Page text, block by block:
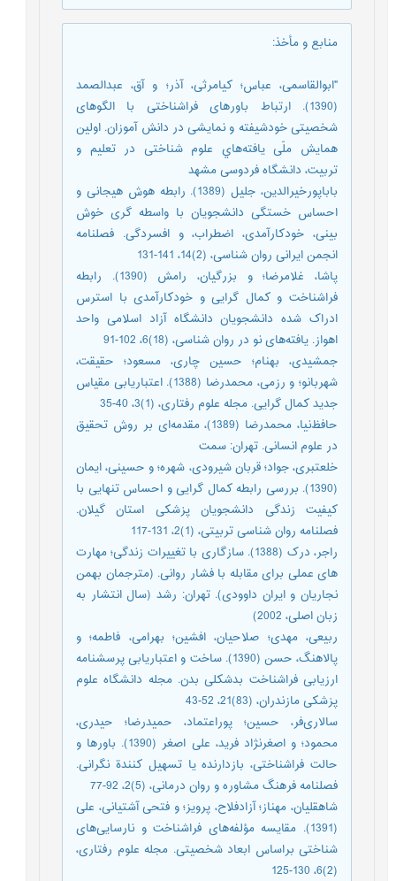
منابع و مأخذ:
"ابوالقاسمی، عباس؛ کیامرثی، آذر؛ و آق، عبدالصمد
(1390). ارتباط باورهای فراشناختی با الگو‌های
شخصیتی خودشیفته و نمایشی در دانش آموزان. اولین
همایش ملّی یافته‌هاي علوم شناختی در تعلیم و
تربیت، دانشگاه فردوسی مشهد
باباپورخیرالدین، جلیل (1389). رابطه هوش هیجانی و
احساس خستگی دانشجویان با واسطه گری خوش
بینی، خودکارآمدی، اضطراب، و افسردگی. فصلنامه
انجمن ایرانی روان شناسی، (2)14، 141-131
پاشا، غلامرضا؛ و بزرگیان، رامش (1390). رابطه
فراشناخت و کمال گرایی و خودکارآمدی با استرس
ادراک شده دانشجویان دانشگاه آزاد اسلامی واحد
اهواز. یافته‌های نو در روان شناسی، (18)6، 102-91
جمشیدی، بهنام؛ حسین چاری، مسعود؛ حقیقت،
شهربانو؛ و رزمی، محمدرضا (1388). اعتباریابی مقیاس
جدید کمال گرایی. مجله علوم رفتاری، (1)3، 40-35
حافظ‌نیا، محمدرضا (1389)، مقدمه‌ای بر روش تحقیق
در علوم انسانی. تهران: سمت
خلعتبری، جواد؛ قربان شیرودی، شهره؛ و حسینی، ایمان
(1390). بررسی رابطه کمال گرایی و احساس تنهایی با
کیفیت زندگی دانشجویان پزشکی استان گیلان.
فصلنامه روان شناسی تربیتی، (1)2، 131-117
راجر، درک (1388). سازگاری با تغییرات زندگی؛ مهارت
های عملی برای مقابله با فشار روانی. (مترجمان بهمن
نجاریان و ایران داوودی). تهران: رشد (سال انتشار به
زبان اصلی، 2002)
ربیعی، مهدی؛ صلاحیان، افشین؛ بهرامی، فاطمه؛ و
پالاهنگ، حسن (1390). ساخت و اعتباریابی پرسشنامه
ارزیابی فراشناخت بدشکلی بدن. مجله دانشگاه علوم
پزشکی مازندران، (83)21، 52-43
سالاری‌فر، حسین؛ پوراعتماد، حمیدرضا؛ حیدری،
محمود؛ و اصغرنژاد فرید، علی اصغر (1390). باورها و
حالت فراشناختی، بازدارنده یا تسهیل کنندة نگرانی.
فصلنامه فرهنگ مشاوره و روان درمانی، (5)2، 92-77
شاهقلیان، مهناز؛ آزادفلاح، پرویز؛ و فتحی آشتیانی، علی
(1391). مقایسه مؤلفه‌های فراشناخت و نارسایی‌های
شناختی براساس ابعاد شخصیتی. مجله علوم رفتاری،